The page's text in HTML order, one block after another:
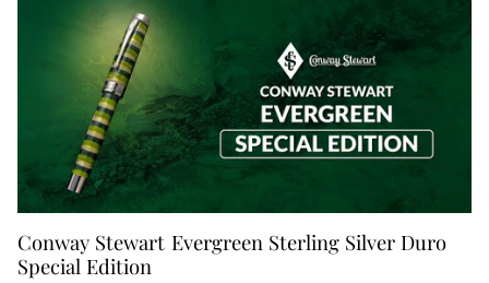
Conway Stewart Evergreen Sterling Silver Duro
Special Edition